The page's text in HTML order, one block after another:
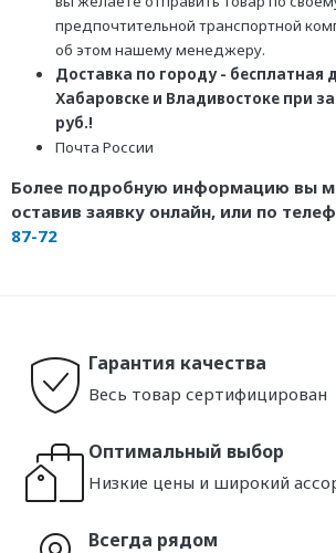
предпочтительной транспортной
об этом нашему менеджеру.
Доставка по городу - бесплатная
Хабаровске и Владивостоке при
руб.!
Почта России
Более подробную информацию вы
оставив заявку онлайн, или по
87-72
Гарантия качества
Весь товар сертифицирован
Оптимальный выбор
Низкие цены и широкий
Всегда рядом